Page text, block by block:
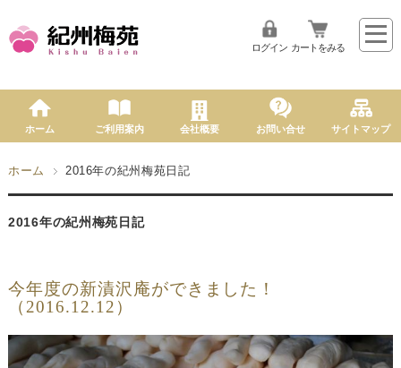
ログイン カートをみる
ホーム ご利用案内 会社概要 お問い合せ サイトマップ
ホーム 2016年の紀州梅苑日記
2016年の紀州梅苑日記
今年度の新漬沢庵ができました！
（2016.12.12）